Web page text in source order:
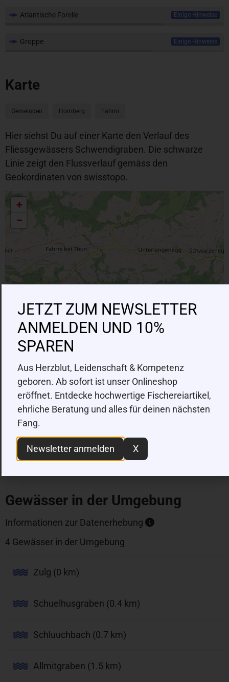
Karte
Gemeinden Homberg Fahrni
Hier siehst Du auf einer Karte den Verlauf des
Fliessgewässers Schwendigraben. Die schwarze
Linie zeigt den Flussverlauf gemäss den
Geokordinaten von swisstopo.
+
−
Leaflet OpenStreetMap
Gewässer in der Umgebung
Informationen zur Datenerhebung
4 Gewässer in der Umgebung
Zulg (0 km)
Schuelhusgraben (0.4 km)
Schluuchbach (0.7 km)
Allmitgraben (1.5 km)
Atlantische Forelle Einige Hinweise
Groppe Einige Hinweise
JETZT ZUM NEWSLETTER
ANMELDEN UND 10%
SPAREN
Aus Herzblut, Leidenschaft & Kompetenz
geboren. Ab sofort ist unser Onlineshop
eröffnet. Entdecke hochwertige Fischereiartikel,
ehrliche Beratung und alles für deinen nächsten
Fang.
Newsletter anmelden X